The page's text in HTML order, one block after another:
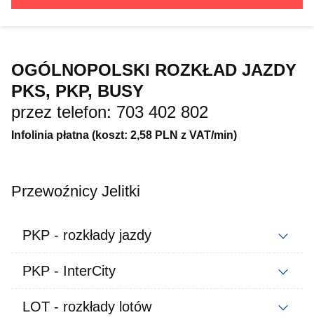
OGÓLNOPOLSKI ROZKŁAD JAZDY
PKS, PKP, BUSY
przez telefon: 703 402 802
Infolinia płatna (koszt: 2,58 PLN z VAT/min)
Przewoźnicy Jelitki
PKP - rozkłady jazdy
PKP - InterCity
LOT - rozkłady lotów